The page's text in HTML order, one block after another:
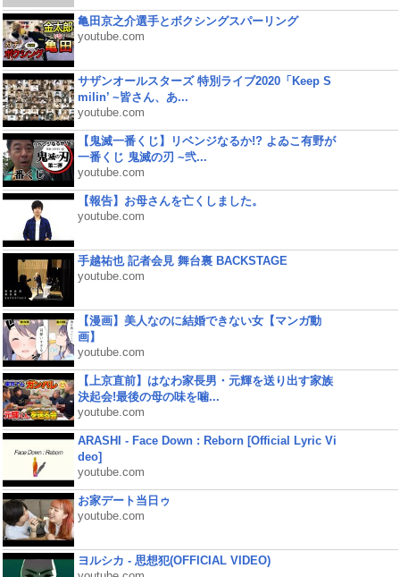
亀田京之介選手とボクシングスパーリング
youtube.com
サザンオールスターズ 特別ライブ2020「Keep S
milin’ ~皆さん、あ...
youtube.com
【鬼滅一番くじ】リベンジなるか!? よゐこ有野が
一番くじ 鬼滅の刃 ~弐...
youtube.com
【報告】お母さんを亡くしました。
youtube.com
手越祐也 記者会見 舞台裏 BACKSTAGE
youtube.com
【漫画】美人なのに結婚できない女【マンガ動
画】
youtube.com
【上京直前】はなわ家長男・元輝を送り出す家族
決起会!最後の母の味を噛...
youtube.com
ARASHI - Face Down : Reborn [Official Lyric Vi
deo]
youtube.com
お家デート当日ゥ
youtube.com
ヨルシカ - 思想犯(OFFICIAL VIDEO)